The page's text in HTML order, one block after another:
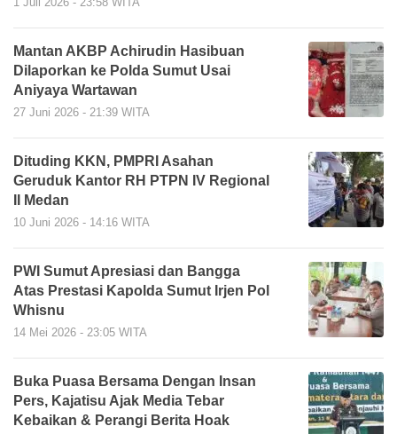
Mantan AKBP Achirudin Hasibuan
Dilaporkan ke Polda Sumut Usai
Aniyaya Wartawan
27 Juni 2026 - 21:39 WITA
Dituding KKN, PMPRI Asahan
Geruduk Kantor RH PTPN IV Regional
II Medan
10 Juni 2026 - 14:16 WITA
PWI Sumut Apresiasi dan Bangga
Atas Prestasi Kapolda Sumut Irjen Pol
Whisnu
14 Mei 2026 - 23:05 WITA
Buka Puasa Bersama Dengan Insan
Pers, Kajatisu Ajak Media Tebar
Kebaikan & Perangi Berita Hoak